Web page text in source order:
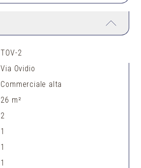
TOV-2
Via Ovidio
Commerciale alta
26 m²
2
1
1
1